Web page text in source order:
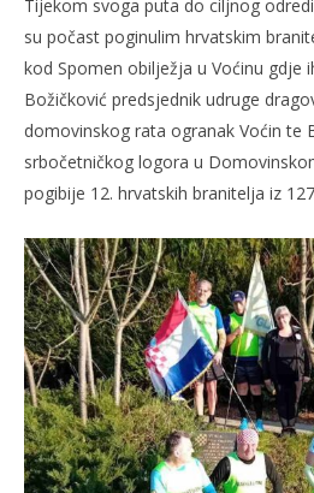
Tijekom svoga puta do ciljnog
su počast poginulim hrvatskim
kod Spomen obilježja u Voćinu gdje
Božičković predsjednik udruge
domovinskog rata ogranak Voćin te
srbočetničkog logora u
pogibije 12. hrvatskih branitelja iz